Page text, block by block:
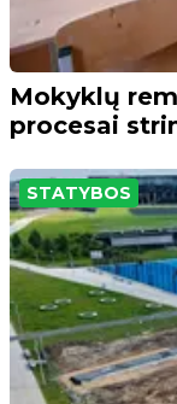
Mokyklų
procesai
STATYBOS